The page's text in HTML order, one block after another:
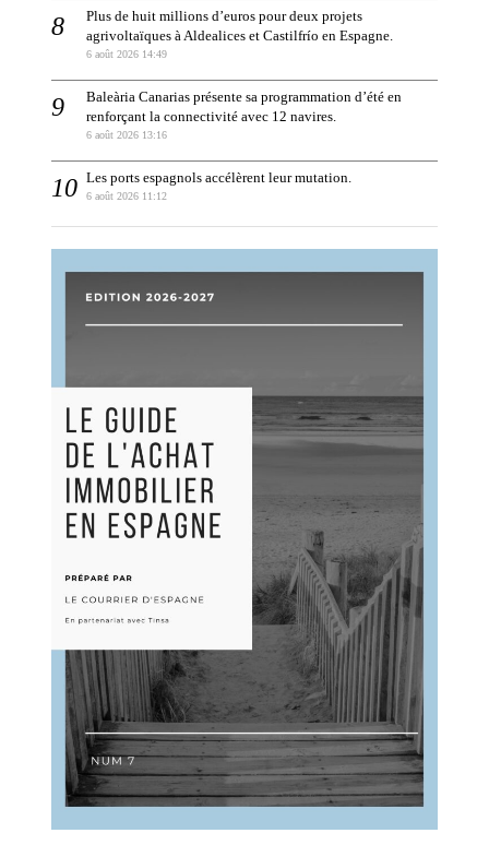
Plus de huit millions d’euros pour deux projets
agrivoltaïques à Aldealices et Castilfrío en Espagne.
6 août 2026 14:49
Baleària Canarias présente sa programmation d’été en
renforçant la connectivité avec 12 navires.
6 août 2026 13:16
Les ports espagnols accélèrent leur mutation.
6 août 2026 11:12